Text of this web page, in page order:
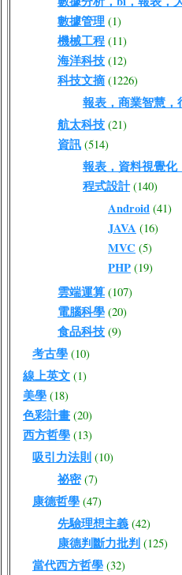
數據管理 (1)
機械工程 (11)
海洋科技 (12)
科技文摘 (1226)
報表，商業智慧，
航太科技 (21)
資訊 (514)
報表，資料視覺
程式設計 (140)
Android (41)
JAVA (16)
MVC (5)
PHP (19)
雲端運算 (107)
電腦科學 (20)
食品科技 (9)
考古學 (10)
線上英文 (1)
美學 (18)
色彩計畫 (20)
西方哲學 (13)
吸引力法則 (10)
祕密 (7)
康德哲學 (47)
先驗理想主義 (42)
康德判斷力批判 (125)
當代西方哲學 (32)